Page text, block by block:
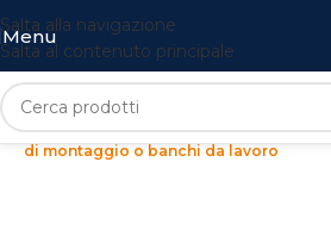
Salta alla navigazione
Salta al contenuto principale
Menu
COMFORT-LOK
Sollievo dalla fatica per coloro che
di montaggio o banchi da lavoro